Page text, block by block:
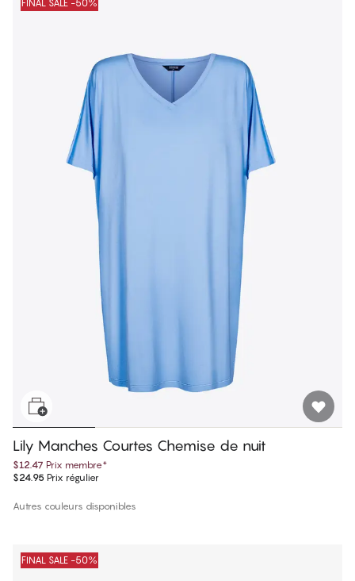
FINAL SALE -50%
Lily Manches Courtes Chemise de nuit
$12.47 Prix membre*
$24.95 Prix régulier
Autres couleurs disponibles
FINAL SALE -50%